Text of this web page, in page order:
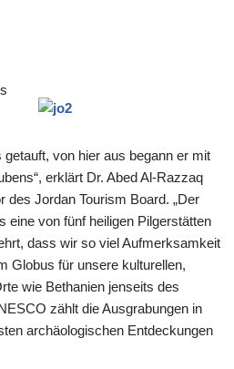
von hier aus begann er mit
erklärt Dr. Abed Al-Razzaq
des Jordan Tourism Board. „Der
eine von fünf heiligen Pilgerstätten
dass wir so viel Aufmerksamkeit
Globus für unsere kulturellen,
wie Bethanien jenseits des
zählt die Ausgrabungen in
archäologischen Entdeckungen